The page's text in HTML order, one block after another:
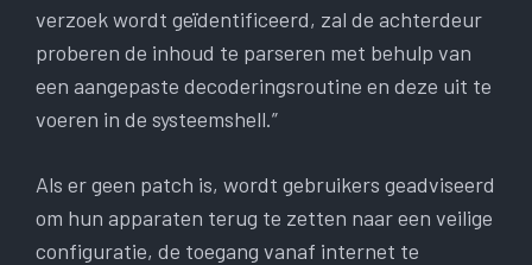
verzoek wordt geïdentificeerd, zal de achterdeur
proberen de inhoud te parseren met behulp van
een aangepaste decoderingsroutine en deze uit te
voeren in de systeemshell.”
Als er geen patch is, wordt gebruikers geadviseerd
om hun apparaten terug te zetten naar een veilige
configuratie, de toegang vanaf internet te